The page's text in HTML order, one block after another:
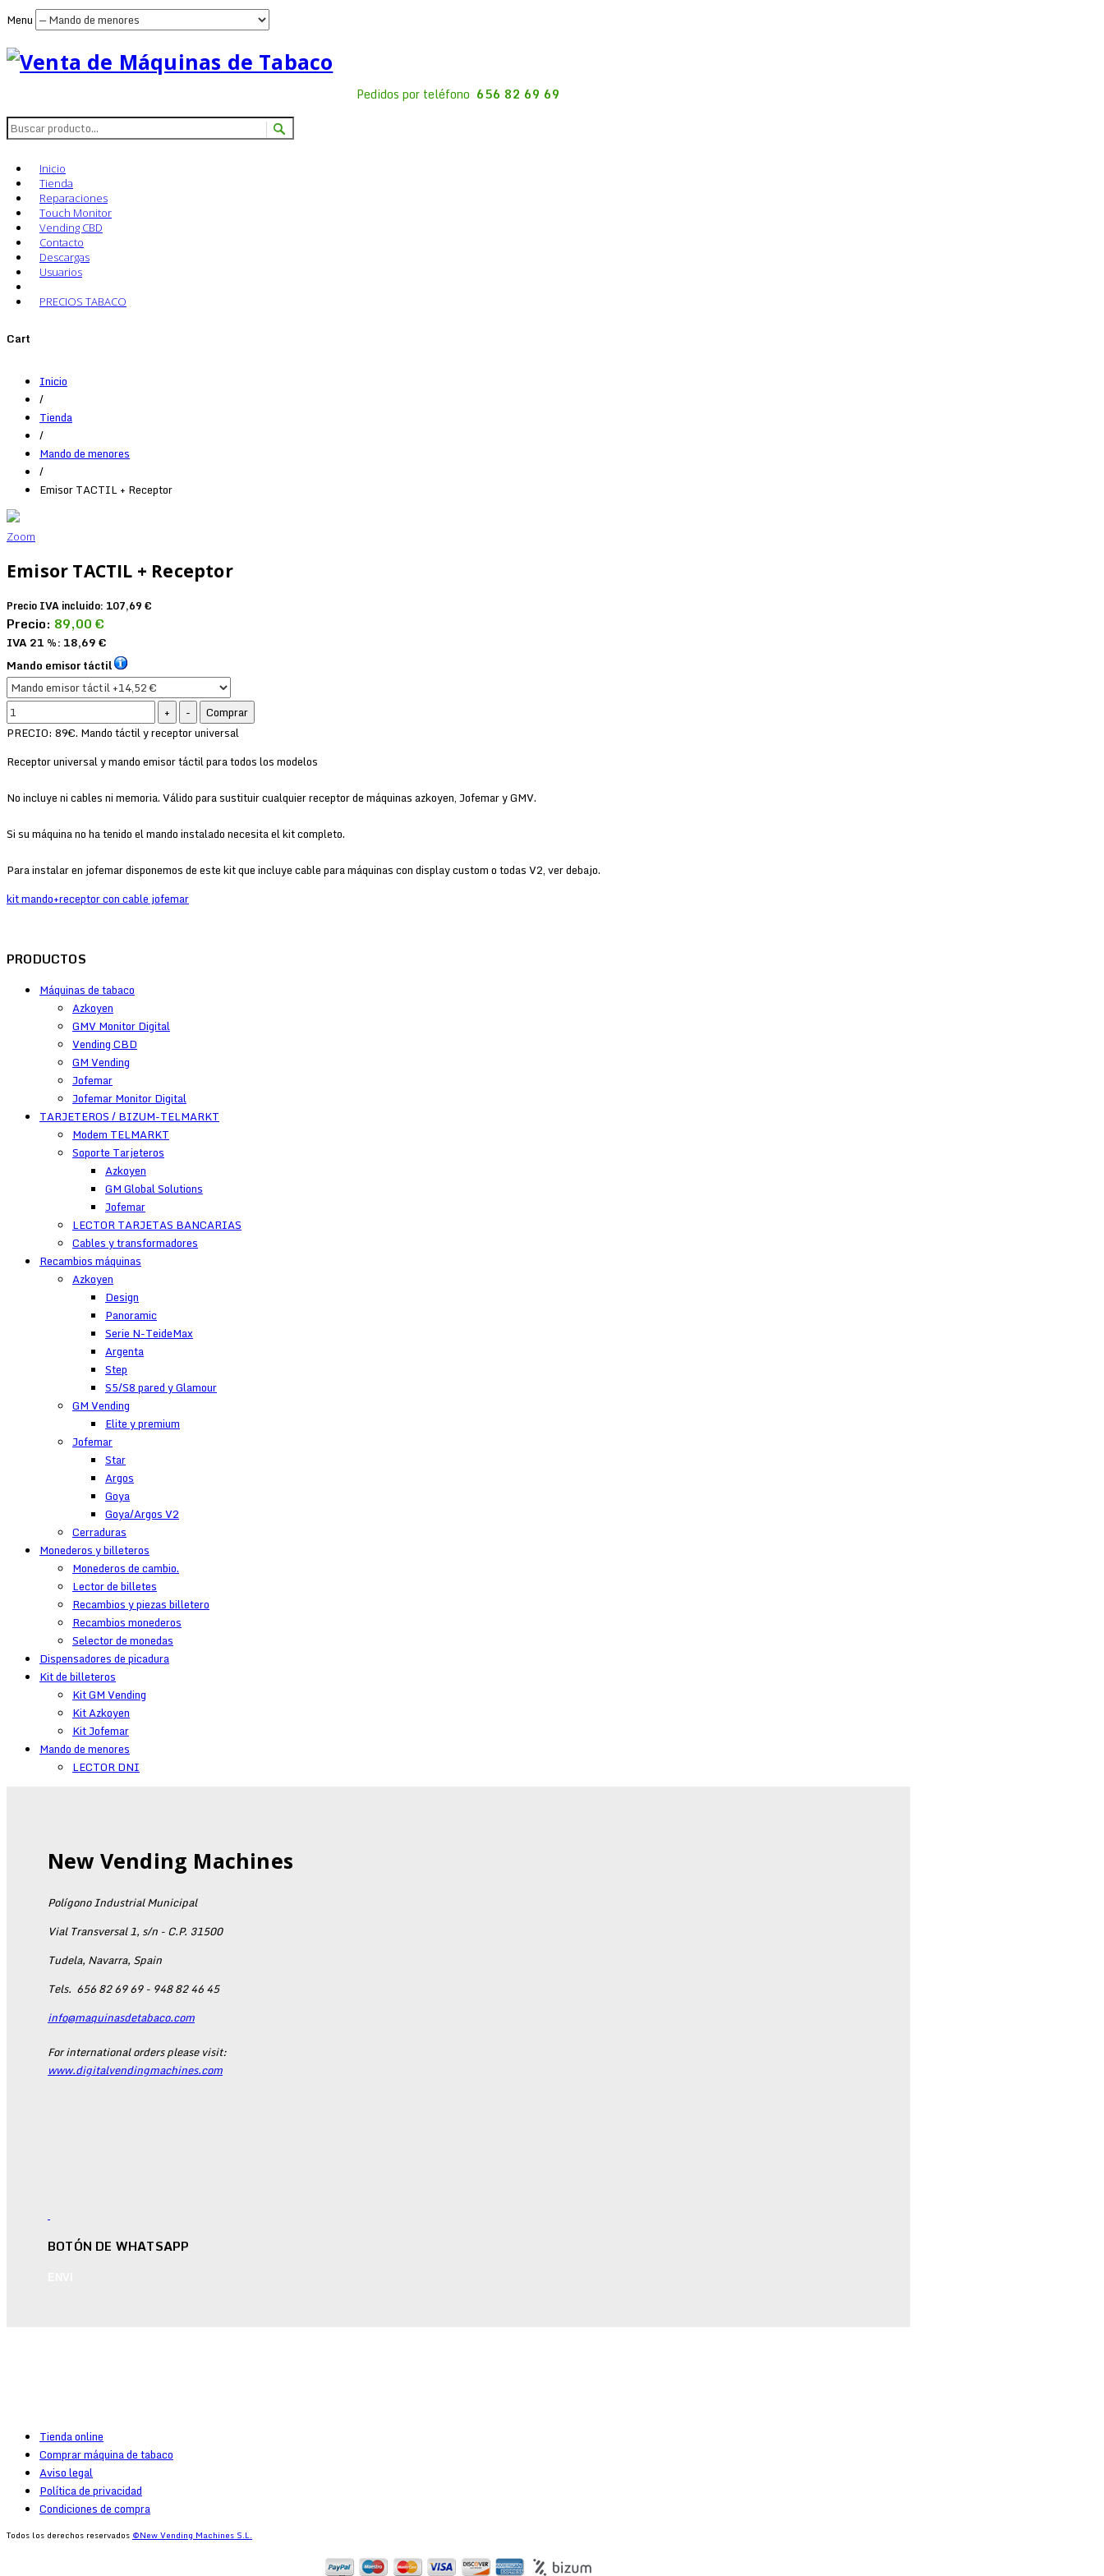
Menu
Pedidos por teléfono 656 82 69 69
Inicio
Tienda
Reparaciones
Touch Monitor
Vending CBD
Contacto
Descargas
Usuarios
PRECIOS TABACO
Cart
Inicio
/
Tienda
/
Mando de menores
/
Emisor TACTIL + Receptor
Zoom
Emisor TACTIL + Receptor
Precio IVA incluido: 107,69 €
Precio: 89,00 €
IVA 21 %: 18,69 €
Mando emisor táctil
PRECIO: 89€. Mando táctil y receptor universal
Receptor universal y mando emisor táctil para todos los modelos
No incluye ni cables ni memoria. Válido para sustituir cualquier receptor de máquinas azkoyen, Jofemar y GMV.
Si su máquina no ha tenido el mando instalado necesita el kit completo.
Para instalar en jofemar disponemos de este kit que incluye cable para máquinas con display custom o todas V2, ver debajo.
kit mando+receptor con cable jofemar
PRODUCTOS
Máquinas de tabaco
Azkoyen
GMV Monitor Digital
Vending CBD
GM Vending
Jofemar
Jofemar Monitor Digital
TARJETEROS / BIZUM-TELMARKT
Modem TELMARKT
Soporte Tarjeteros
Azkoyen
GM Global Solutions
Jofemar
LECTOR TARJETAS BANCARIAS
Cables y transformadores
Recambios máquinas
Azkoyen
Design
Panoramic
Serie N-TeideMax
Argenta
Step
S5/S8 pared y Glamour
GM Vending
Elite y premium
Jofemar
Star
Argos
Goya
Goya/Argos V2
Cerraduras
Monederos y billeteros
Monederos de cambio.
Lector de billetes
Recambios y piezas billetero
Recambios monederos
Selector de monedas
Dispensadores de picadura
Kit de billeteros
Kit GM Vending
Kit Azkoyen
Kit Jofemar
Mando de menores
LECTOR DNI
New Vending Machines
Polígono Industrial Municipal
Vial Transversal 1, s/n - C.P. 31500
Tudela, Navarra, Spain
Tels. 656 82 69 69 - 948 82 46 45
info@maquinasdetabaco.com
For international orders please visit:
www.digitalvendingmachines.com
BOTÓN DE WHATSAPP
Tienda online
Comprar máquina de tabaco
Aviso legal
Política de privacidad
Condiciones de compra
Todos los derechos reservados ©New Vending Machines S.L.